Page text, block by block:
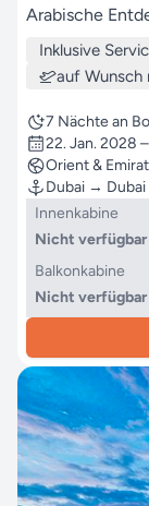
Arabische
Inklusive
auf Wunsch
7 Nächte an
22. Jan. 2028
Orient &
Dubai → Dubai
Innenkabine
Nicht verfügbar
Balkonkabine
Nicht verfügbar